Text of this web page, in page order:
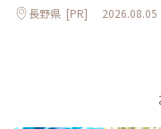
長野県 [PR] 2026.08.05